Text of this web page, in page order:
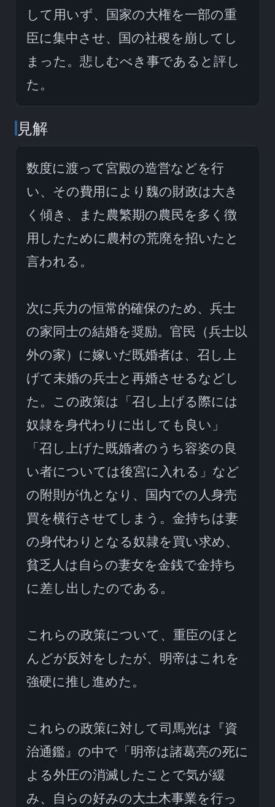
して用いず、国家の大権を一部の重
臣に集中させ、国の社稷を崩してし
まった。悲しむべき事であると評し
た。
見解
数度に渡って宮殿の造営などを行
い、その費用により魏の財政は大き
く傾き、また農繁期の農民を多く徴
用したために農村の荒廃を招いたと
言われる。
次に兵力の恒常的確保のため、兵士
の家同士の結婚を奨励。官民（兵士以
外の家）に嫁いだ既婚者は、召し上
げて未婚の兵士と再婚させるなどし
た。この政策は「召し上げる際には
奴隷を身代わりに出しても良い」
「召し上げた既婚者のうち容姿の良
い者については後宮に入れる」など
の附則が仇となり、国内での人身売
買を横行させてしまう。金持ちは妻
の身代わりとなる奴隷を買い求め、
貧乏人は自らの妻女を金銭で金持ち
に差し出したのである。
これらの政策について、重臣のほと
んどが反対をしたが、明帝はこれを
強硬に推し進めた。
これらの政策に対して司馬光は『資
治通鑑』の中で「明帝は諸葛亮の死に
よる外圧の消滅したことで気が緩
み、自らの好みの大土木事業を行っ